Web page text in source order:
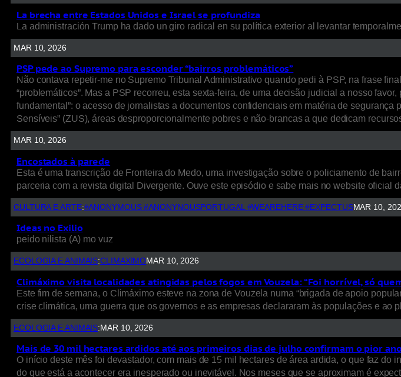
La brecha entre Estados Unidos e Israel se profundiza
La administración Trump ha dado un giro radical en su política exterior al levantar
MAR 10, 2026
PSP pede ao Supremo para esconder “bairros problemáticos”
Não contava repetir-me no Supremo Tribunal Administrativo quando pedi à PSP, na frase
“problemáticos”. Mas a PSP recorreu, esta sexta-feira, de uma decisão judicial a nosso
fundamental”: o acesso de jornalistas a documentos confidenciais em matéria de
Sensíveis” (ZUS), áreas desproporcionalmente pobres e não-brancas a que dedicam
MAR 10, 2026
Encostados à parede
Esta é uma transcrição de Fronteira do Medo, uma investigação sobre o policiamento de
parceria com a revista digital Divergente. Ouve este episódio e sabe mais no website oficial
CULTURA E ARTE:#ANONYMOUS #ANONYNOUSPORTUGAL #WEAREHERE #EXPECTUSMAR 10,
Ideas no Exilio
peido nilista (A) mo vuz
ECOLOGIA E ANIMAIS:CLIMAXIMOMAR 10, 2026
Climáximo visita localidades atingidas pelos fogos em Vouzela: “Foi horrível, só
Este fim de semana, o Climáximo esteve na zona de Vouzela numa “brigada de apoio
crise climática, uma guerra que os governos e as empresas declararam às populações e ao
ECOLOGIA E ANIMAIS: MAR 10, 2026
Mais de 30 mil hectares ardidos até aos primeiros dias de julho confirmam o pior
O início deste mês foi devastador, com mais de 15 mil hectares de área ardida, o que faz
do que está a acontecer era inesperado ou inevitável. Nos meses que se aproximam é